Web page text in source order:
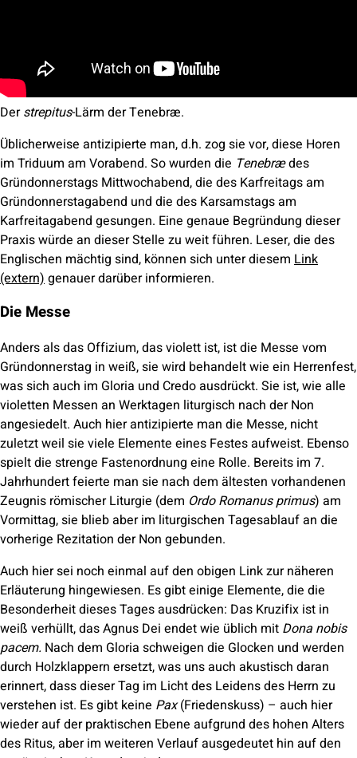
Derstrepitus-Lärm der Tenebræ.
Üblicherweise antizipierte man, d.h. zog sie vor, diese Horen
im Triduum am Vorabend. So wurden die Tenebrædes
Gründonnerstags Mittwochabend, die des Karfreitags am
Gründonnerstagabend und die des Karsamstags am
Karfreitagabend gesungen. Eine genaue Begründung dieser
Praxis würde an dieser Stelle zu weit führen. Leser, die des
Englischen mächtig sind, können sich unter diesem Link
(extern)genauer darüber informieren.
Die Messe
Anders als das Offizium, das violett ist, ist die Messe vom
Gründonnerstag in weiß, sie wird behandelt wie ein Herrenfest,
was sich auch im Gloria und Credo ausdrückt. Sie ist, wie alle
violetten Messen an Werktagen liturgisch nach der Non
angesiedelt. Auch hier antizipierte man die Messe, nicht
zuletzt weil sie viele Elemente eines Festes aufweist. Ebenso
spielt die strenge Fastenordnung eine Rolle. Bereits im 7.
Jahrhundert feierte man sie nach dem ältesten vorhandenen
Zeugnis römischer Liturgie (dem Ordo Romanus primus) am
Vormittag, sie blieb aber im liturgischen Tagesablauf an die
vorherige Rezitation der Non gebunden.
Auch hier sei noch einmal auf den obigen Link zur näheren
Erläuterung hingewiesen. Es gibt einige Elemente, die die
Besonderheit dieses Tages ausdrücken: Das Kruzifix ist in
weiß verhüllt, das Agnus Dei endet wie üblich mit Dona nobis
pacem. Nach dem Gloria schweigen die Glocken und werden
durch Holzklappern ersetzt, was uns auch akustisch daran
erinnert, dass dieser Tag im Licht des Leidens des Herrn zu
verstehen ist. Es gibt keine Pax(Friedenskuss) – auch hier
wieder auf der praktischen Ebene aufgrund des hohen Alters
des Ritus, aber im weiteren Verlauf ausgedeutet hin auf den